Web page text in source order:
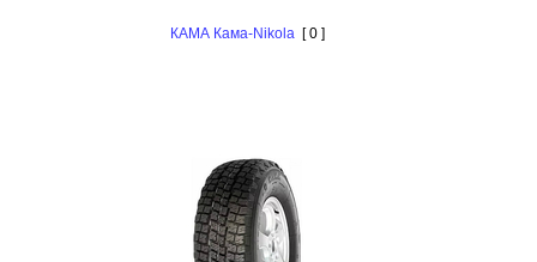
КАМА Кама-Nikola[ 0 ]